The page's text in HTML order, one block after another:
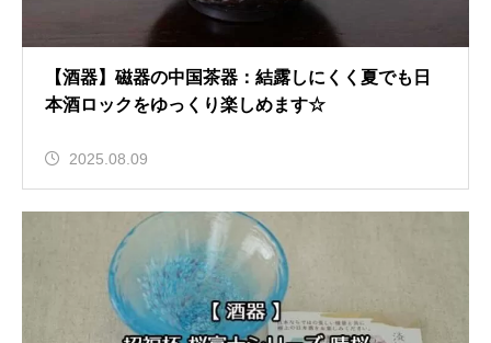
【酒器】磁器の中国茶器：結露しにくく夏でも日
本酒ロックをゆっくり楽しめます☆
2025.08.09